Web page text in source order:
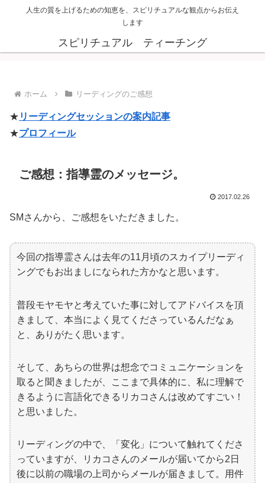
人生の質を上げるための知恵を、スピリチュアルな観点からお伝え
します
スピリチュアル ティーチング
ホーム リーディングのご感想
★ リーディングセッションの案内記事
★プロフィール
ご感想：指導霊のメッセージ。
2017.02.26
SMさんから、ご感想をいただきました。
今回の指導霊さんは去年の11月頃のスカイプリーディ
ングでもお出ましになられた方かなと思います。
普段モヤモヤと考えていた事に対してアドバイスを頂
きまして、本当によく見てくださっているんだなぁ
と、ありがたく思います。
そして、あちらの世界は想念でコミュニケーションを
取ると聞きましたが、ここまで具体的に、私に理解で
きるように言語化できるリカコさんは改めてすごい！
と思いました。
リーディングの中で、「変化」について触れてくださ
っていますが、リカコさんのメールが届いてから2日
後に以前の職場の上司からメールが届きまして。用件